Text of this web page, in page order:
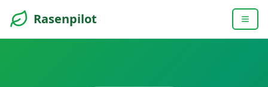
Rasenpilot